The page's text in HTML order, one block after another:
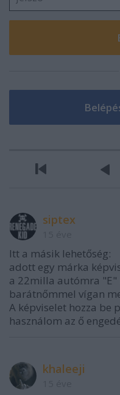
siptex
Itt a másik lehetőség:
adott egy márka
a 22milla autómra "E"
barátnőmmel vígan
A képviselet hozza be
használom az ő
khaleeji